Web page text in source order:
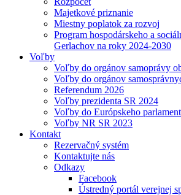
Majetkové priznanie
Miestny poplatok za rozvoj
Program hospodárskeho a
Gerlachov na roky 2024-2030
Voľby
Voľby do orgánov samoprávy
Voľby do orgánov
Referendum 2026
Voľby prezidenta SR 2024
Voľby do Európskeho
Voľby NR SR 2023
Kontakt
Rezervačný systém
Kontaktujte nás
Odkazy
Facebook
Ústredný portál verejnej